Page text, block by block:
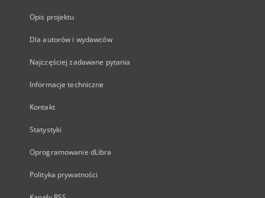
Opis projektu
Dla autorów i wydawców
Najczęściej zadawane pytania
Informacje techniczne
Kontakt
Statystyki
Oprogramowanie dLibra
Polityka prywatności